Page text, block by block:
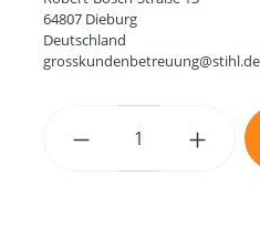
64807 Dieburg
Deutschland
grosskundenbetreuung@stihl.de
Produkt